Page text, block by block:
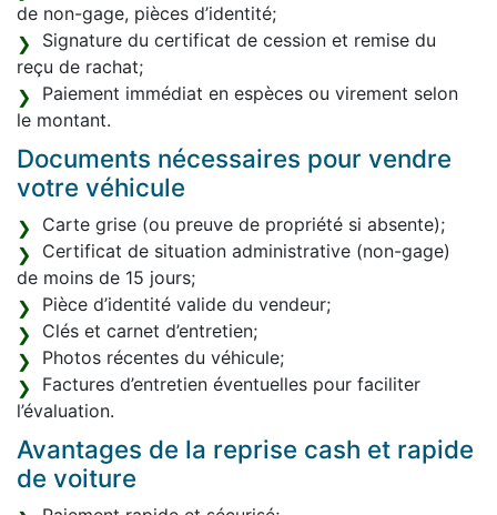
de non-gage, pièces d’identité;
Signature du certificat de cession et remise du
reçu de rachat;
Paiement immédiat en espèces ou virement selon
le montant.
Documents nécessaires pour vendre
votre véhicule
Carte grise (ou preuve de propriété si absente);
Certificat de situation administrative (non-gage)
de moins de 15 jours;
Pièce d’identité valide du vendeur;
Clés et carnet d’entretien;
Photos récentes du véhicule;
Factures d’entretien éventuelles pour faciliter
l’évaluation.
Avantages de la reprise cash et rapide
de voiture